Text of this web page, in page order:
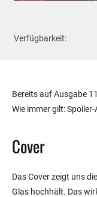
Verfügbarkeit:
Bereits auf Ausgabe
Wie immer gilt:
Cover
Das Cover zeigt uns
Glas hochhält. Das